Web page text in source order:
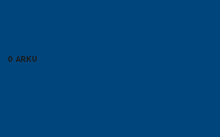
O ARKU